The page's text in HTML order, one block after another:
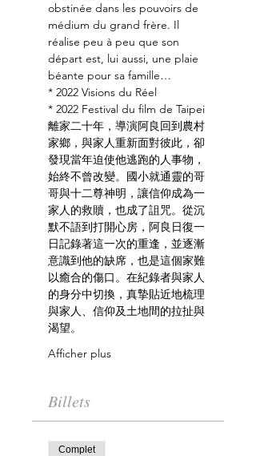
obstinée dans les pouvoirs de
médium du grand frère. Il
réalise peu à peu que son
départ est, lui aussi, une plaie
béante pour sa famille…
* 2022 Visions du Réel
* 2022 Festival du film de Taipei
離家二十年，導演阿良回到農村
家鄉，與家人重新面對彼此，卻
發現當年迫使他逃跑的人事物，
始終不曾改變。國小就通靈的哥
哥與十二尊神明，讓信仰成為一
家人的救贖，也成了詛咒。從沉
默不語到打開心房，阿良日復一
日記錄著這一次的重逢，並逐漸
意識到他的缺席，也是這個家難
以癒合的傷口。在紀錄者與家人
的身分中切換，真摯貼近地梳理
與家人、信仰及土地間的拉扯與
渴望。
Afficher plus
Billets
Complet